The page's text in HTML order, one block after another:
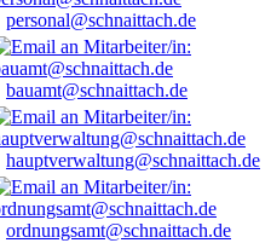
personal@schnaittach.de
bauamt@schnaittach.de
hauptverwaltung@schnaittach.de
ordnungsamt@schnaittach.de